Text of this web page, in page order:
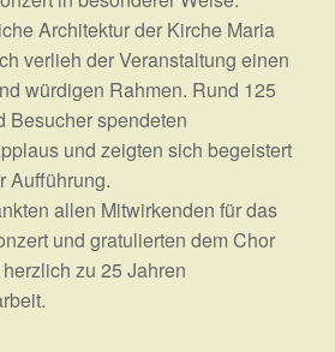
Architektur der Kirche Maria
verlieh der Veranstaltung einen
würdigen Rahmen. Rund 125
Besucher spendeten
und zeigten sich begeistert
Aufführung.
allen Mitwirkenden für das
und gratulierten dem Chor
zu 25 Jahren